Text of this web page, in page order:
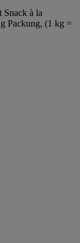
Snack à la
Packung, (1 kg =